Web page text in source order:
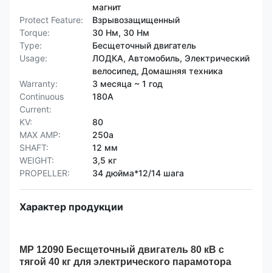
магнит
Protect Feature:
Взрывозащищенный
Torque:
30 Нм, 30 Нм
Type:
Бесщеточный двигатель
Usage:
ЛОДКА, Автомобиль, Электрический
велосипед, Домашняя техника
Warranty:
3 месяца ~ 1 год
Continuous
Current:
180А
KV:
80
MAX AMP:
250a
SHAFT:
12 мм
WEIGHT:
3,5 кг
PROPELLER:
34 дюйма*12/14 шага
Характер продукции
MP 12090 Бесщеточный двигатель 80 кВ с
тягой 40 кг для электрического парамотора